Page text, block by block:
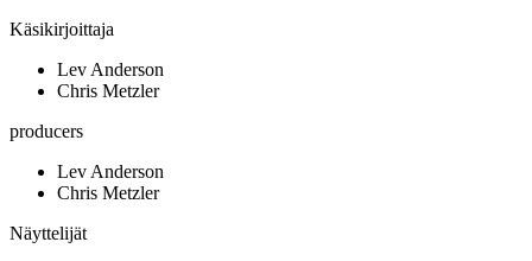
Käsikirjoittaja
Lev Anderson
Chris Metzler
producers
Lev Anderson
Chris Metzler
Näyttelijät